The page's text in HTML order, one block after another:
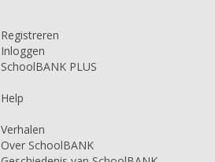
Registreren
Inloggen
SchoolBANK PLUS
Help
Verhalen
Over SchoolBANK